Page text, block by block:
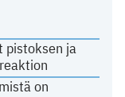
pistoksen ja
on